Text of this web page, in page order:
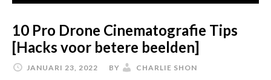
10 Pro Drone Cinematografie Tips
[Hacks voor betere beelden]
JANUARI 23, 2022 BY CHARLIE SHON